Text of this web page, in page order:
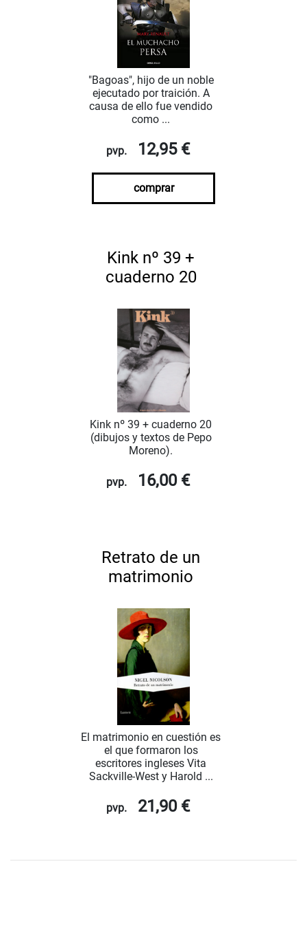
"Bagoas", hijo de un noble
ejecutado por traición. A
causa de ello fue vendido
como ...
pvp. 12,95 €
comprar
Kink nº 39 +
cuaderno 20
Kink nº 39 + cuaderno 20
(dibujos y textos de Pepo
Moreno).
pvp. 16,00 €
Retrato de un
matrimonio
El matrimonio en cuestión es
el que formaron los
escritores ingleses Vita
Sackville-West y Harold ...
pvp. 21,90 €